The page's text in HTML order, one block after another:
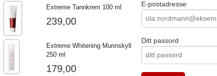
Extreme Tannkrem 100 ml
239,00
Extreme Whitening Munnskyll
250 ml
179,00
E-postadresse
Ditt passord